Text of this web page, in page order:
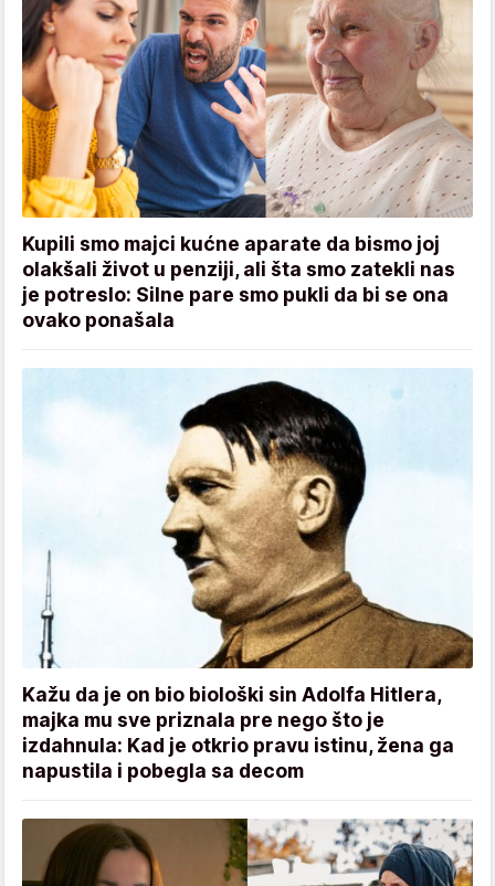
Kupili smo majci kućne aparate da bismo joj
olakšali život u penziji, ali šta smo zatekli nas
je potreslo: Silne pare smo pukli da bi se ona
ovako ponašala
Kažu da je on bio biološki sin Adolfa Hitlera,
majka mu sve priznala pre nego što je
izdahnula: Kad je otkrio pravu istinu, žena ga
napustila i pobegla sa decom